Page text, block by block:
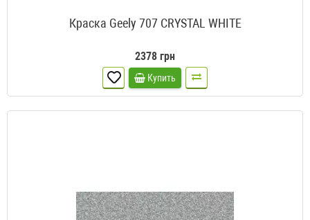
Краска Geely 707 CRYSTAL WHITE
2378 грн
Купить